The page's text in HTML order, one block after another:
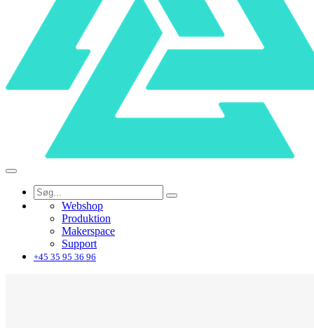
Webshop
Produktion
Makerspace
Support
+45 35 95 36 96